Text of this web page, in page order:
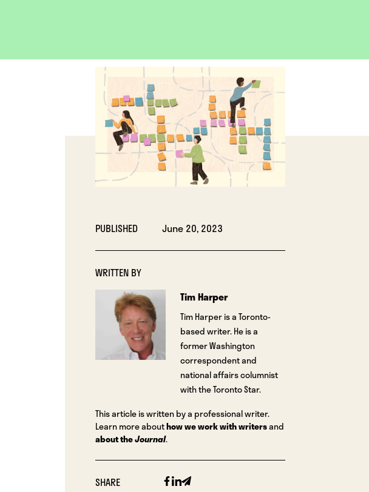
OPEN
IMAGE
LIGHTBOX
PUBLISHED June 20, 2023
WRITTEN BY
Tim Harper
Tim Harper is a Toronto-
based writer. He is a
former Washington
correspondent and
national affairs columnist
with the Toronto Star.
This article is written by a professional writer.
Learn more abouthow we work with writersand
about theJournal.
SHARE Facebook
Linkedin
Email